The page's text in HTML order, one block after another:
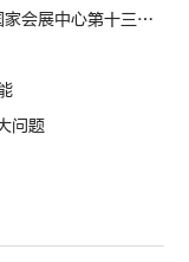
中心第十三届模切展
问题